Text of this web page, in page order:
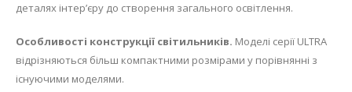
деталях інтер’єру до створення загального освітлення.
Особливості конструкції світильників. Моделі серії ULTRA
відрізняються більш компактними розмірами у порівнянні з
існуючими моделями.